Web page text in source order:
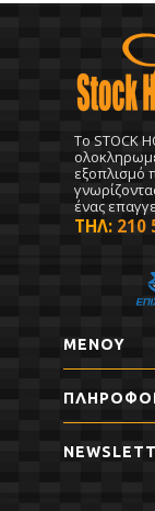
To STOCK
εξοπλισμό
ένας
ΤΗΛ: 210
ΜΕΝΟΥ